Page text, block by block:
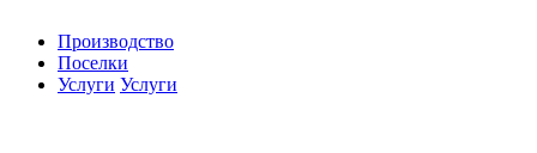
Производство
Поселки
Услуги Услуги